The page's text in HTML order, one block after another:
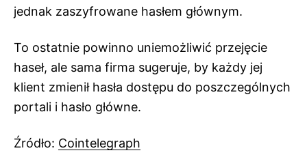
jednak zaszyfrowane hasłem głównym.
To ostatnie powinno uniemożliwić przejęcie
haseł, ale sama firma sugeruje, by każdy jej
klient zmienił hasła dostępu do poszczególnych
portali i hasło główne.
Źródło: Cointelegraph